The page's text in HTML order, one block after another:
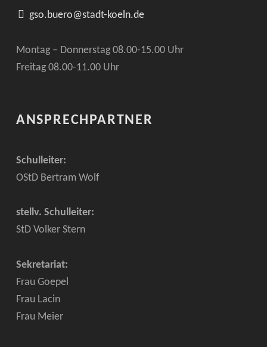
gso.buero@stadt-koeln.de
Montag – Donnerstag 08.00-15.00 Uhr
Freitag 08.00-11.00 Uhr
ANSPRECHPARTNER
Schulleiter:
OStD Bertram Wolf
stellv. Schulleiter:
StD Volker Stern
Sekretariat:
Frau Goepel
Frau Lacin
Frau Meier